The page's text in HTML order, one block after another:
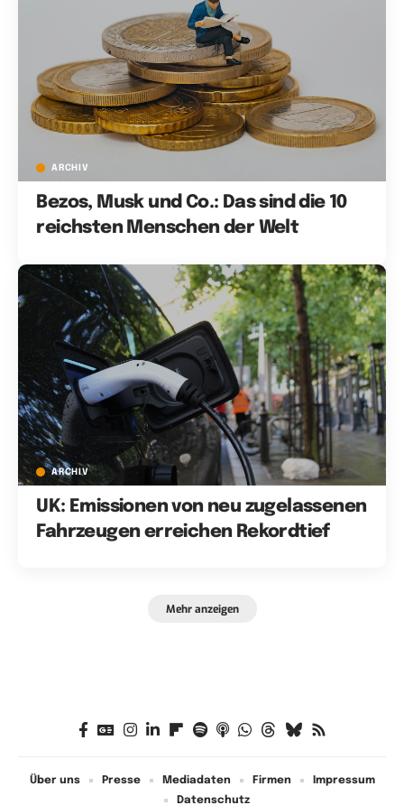
ARCHIV
Bezos, Musk und Co.: Das sind die 10
reichsten Menschen der Welt
ARCHIV
UK: Emissionen von neu zugelassenen
Fahrzeugen erreichen Rekordtief
Mehr anzeigen
Über uns Presse Mediadaten Firmen
Impressum
Datenschutz